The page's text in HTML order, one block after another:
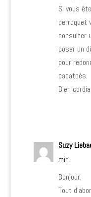
Si vous
perroquet
consulter
poser un
pour
cacatoès.
Bien
Suzy
min
Bonjour,
Tout